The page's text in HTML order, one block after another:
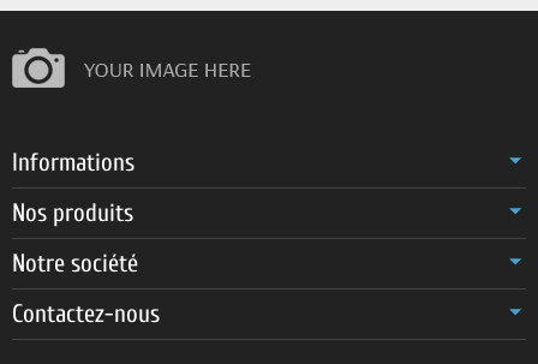
Informations
Nos produits
Notre société
Contactez-nous